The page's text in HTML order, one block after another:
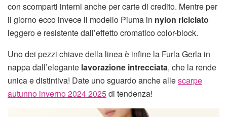
con scomparti interni anche per carte di credito. Mentre per
il giorno ecco invece il modello Piuma in nylon riciclato
leggero e resistente dall’effetto cromatico color-block.
Uno dei pezzi chiave della linea è infine la Furla Gerla in
nappa dall’elegante lavorazione intrecciata, che la rende
unica e distintiva! Date uno sguardo anche allescarpe
autunno inverno 2024 2025di tendenza!